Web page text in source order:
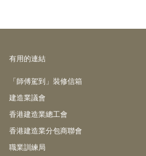
有⽤的連結
「師傅駕到」裝修信箱
建造業議會
香港建造業總工會
香港建造業分包商聯會
職業訓練局